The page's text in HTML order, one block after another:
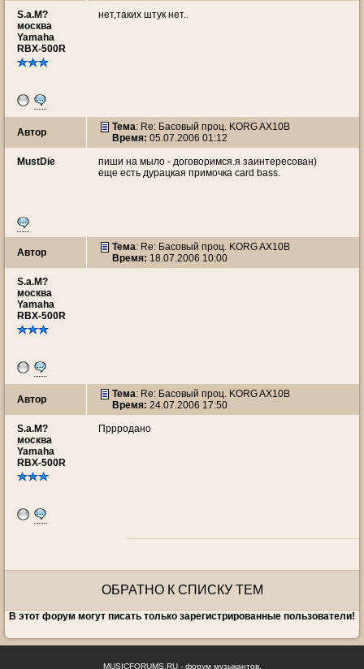
S.a.M?
москва
Yamaha
RBX-500R
нет,таких штук нет..
Автор Тема: Re: Басовый проц. KORG AX10B
Время: 05.07.2006 01:12
MustDie
пиши на мыло - договоримся.я заинтересован)
еще есть дурацкая примочка card bass.
Автор Тема: Re: Басовый проц. KORG AX10B
Время: 18.07.2006 10:00
S.a.M?
москва
Yamaha
RBX-500R
Автор Тема: Re: Басовый проц. KORG AX10B
Время: 24.07.2006 17:50
S.a.M?
москва
Yamaha
RBX-500R
Пррродано
ОБРАТНО К СПИСКУ ТЕМ
В этот форум могут писать только зарегистрированные пользователи!
MUSICFORUMS.RU - форум музыкантов.